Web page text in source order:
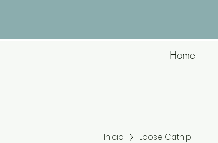
Home
Inicio Loose Catnip